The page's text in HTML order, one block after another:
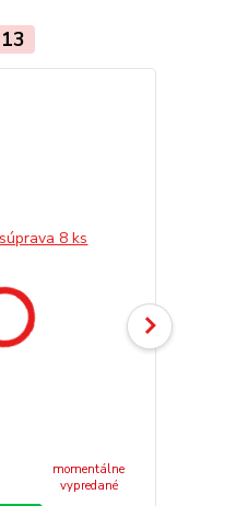
13
momentálne
vypredané